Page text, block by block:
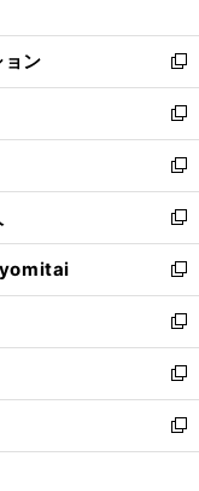
開
く
ウ
で
開
く
ン
ド
ウ
で
開
く
ウ
ィ
ン
ド
ウ
で
開
く
ン
新
し
い
ウ
ィ
ン
ド
ウ
で
開
く
新
し
い
ウ
ィ
ン
ド
ウ
で
開
く
新
し
い
ウ
ィ
ン
ド
ウ
で
開
く
新
し
い
ウ
ィ
ン
ド
ウ
で
開
yomitai
新
し
い
ウ
ィ
ン
ド
ウ
新
し
い
ウ
ィ
ン
新
し
い
ウ
新
し